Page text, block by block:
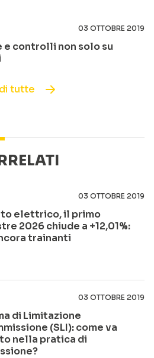
03 OTTOBRE 2019
controlli non solo su
tutte
03 OTTOBRE 2019
elettrico, il primo
2026 chiude a +12,01%:
trainanti
03 OTTOBRE 2019
di Limitazione
(SLI): come va
nella pratica di